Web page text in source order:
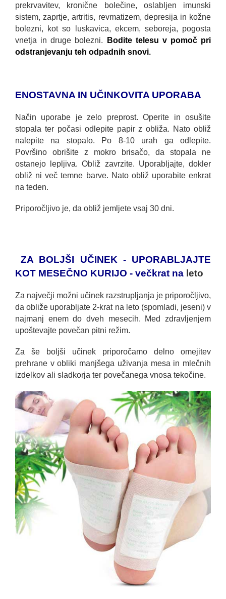
prekrvavitev, kronične bolečine, oslabljen imunski
sistem, zaprtje, artritis, revmatizem, depresija in kožne
bolezni, kot so luskavica, ekcem, seboreja, pogosta
vnetja in druge bolezni.
Bodite telesu v pomoč pri
odstranjevanju teh odpadnih snovi.
ENOSTAVNA IN UČINKOVITA UPORABA
Način uporabe je zelo preprost. Operite in osušite
stopala ter počasi odlepite papir z obliža. Nato obliž
nalepite na stopalo. Po 8-10 urah ga odlepite.
Površino obrišite z mokro brisačo, da stopala ne
ostanejo lepljiva. Obliž zavrzite. Uporabljajte, dokler
obliž ni več temne barve. Nato obliž uporabite enkrat
na teden.
Priporočljivo je, da obliž jemljete vsaj 30 dni.
ZA BOLJŠI UČINEK - UPORABLJAJTE
KOT MESEČNO KURIJO - večkrat na leto
Za največji možni učinek razstrupljanja je priporočljivo,
da obliže uporabljate 2-krat na leto (spomladi, jeseni) v
najmanj enem do dveh mesecih. Med zdravljenjem
upoštevajte povečan pitni režim.
Za še boljši učinek priporočamo delno omejitev
prehrane v obliki manjšega uživanja mesa in mlečnih
izdelkov ali sladkorja ter povečanega vnosa tekočine.